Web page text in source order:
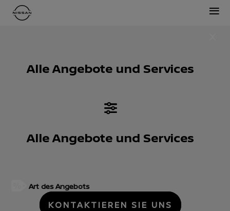
Alle Angebote und Services
Alle Angebote und Services
Art des Angebots
KONTAKTIEREN SIE UNS
≡